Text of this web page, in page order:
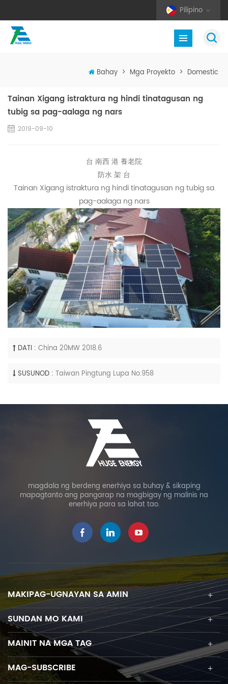
Pilipino
Bahay > Mga Proyekto > Domestic
Tainan Xigang istraktura ng hindi tinatagusan ng
tubig sa pag-aalaga ng nars
2019-09-10
台 南西 港 養老院
防水 架 台
Tainan Xigang istraktura ng hindi tinatagusan ng tubig sa
pag-aalaga ng nars
DATI : China 20MW 2018.6
SUSUNOD : Taiwan Pingtung Lupa No.958
magdala ng berdeng enerhiya sa buhay & sikaping
mapagtanto ang pangarap na magbigay ng malinis na
enerhiya para sa lahat tao.
MAKIPAG-UGNAYAN SA AMIN
SUNDAN MO KAMI
MAINIT NA MGA TAG
MAG-SUBSCRIBE